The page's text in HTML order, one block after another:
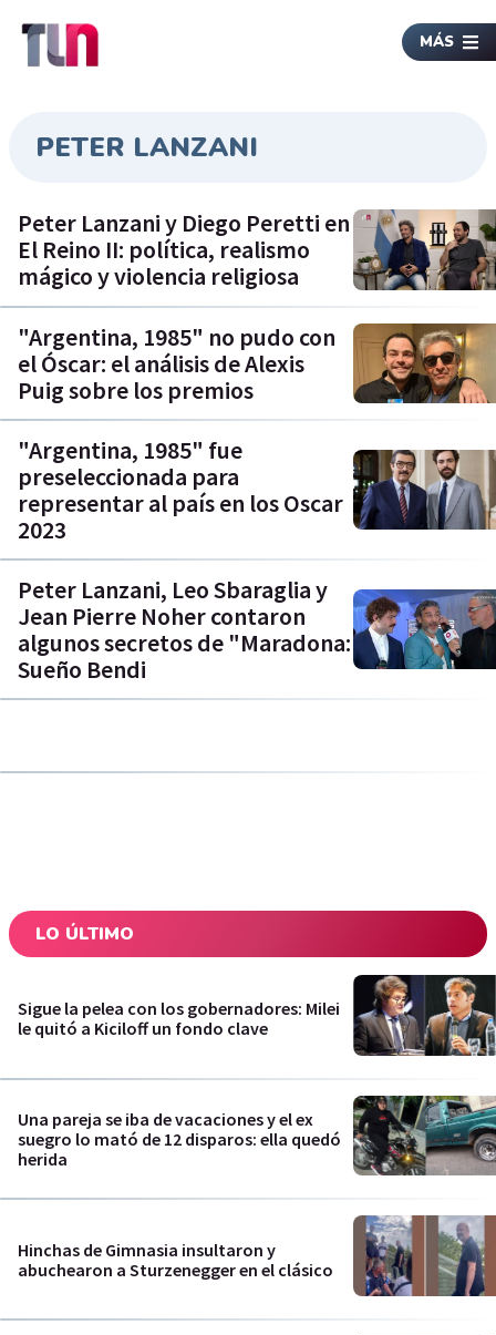
MÁS
PETER LANZANI
Peter Lanzani y Diego Peretti en
El Reino II: política, realismo
mágico y violencia religiosa
"Argentina, 1985" no pudo con
el Óscar: el análisis de Alexis
Puig sobre los premios
"Argentina, 1985" fue
preseleccionada para
representar al país en los Oscar
2023
Peter Lanzani, Leo Sbaraglia y
Jean Pierre Noher contaron
algunos secretos de "Maradona:
Sueño Bendi
LO ÚLTIMO
Sigue la pelea con los gobernadores: Milei
le quitó a Kiciloff un fondo clave
Una pareja se iba de vacaciones y el ex
suegro lo mató de 12 disparos: ella quedó
herida
Hinchas de Gimnasia insultaron y
abuchearon a Sturzenegger en el clásico